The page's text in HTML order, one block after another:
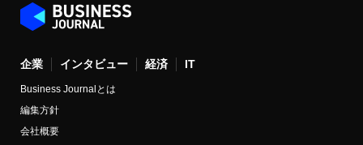
企業 インタビュー 経済 IT
Business Journalとは
編集方針
会社概要